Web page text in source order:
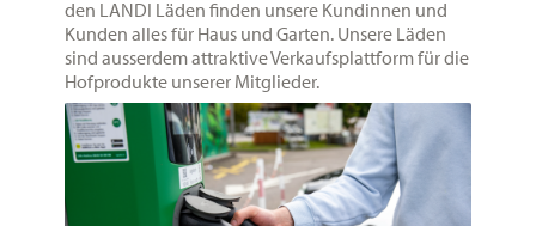
den LANDI Läden finden unsere Kundinnen und
Kunden alles für Haus und Garten. Unsere Läden
sind ausserdem attraktive Verkaufsplattform für die
Hofprodukte unserer Mitglieder.